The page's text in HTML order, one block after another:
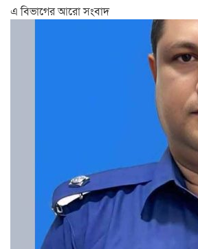
এ বিভাগের আরো সংবাদ